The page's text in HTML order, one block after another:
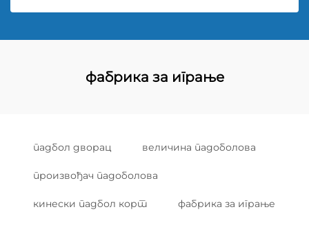
фабрика за играње
падбол дворац величина падоболова
произвођач падоболова
кинески падбол корт фабрика за играње